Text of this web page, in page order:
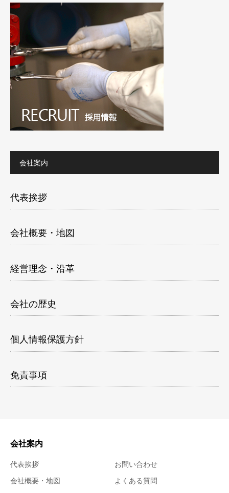
会社案内
代表挨拶
会社概要・地図
経営理念・沿革
会社の歴史
個人情報保護方針
免責事項
会社案内
代表挨拶
会社概要・地図
お問い合わせ
よくある質問